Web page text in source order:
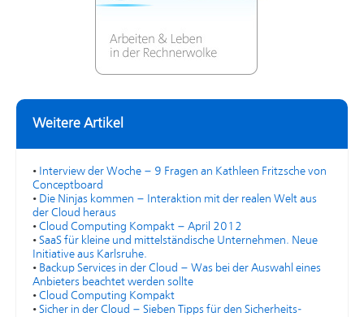
Weitere Artikel
• Interview der Woche – 9 Fragen an Kathleen Fritzsche von
Conceptboard
• Die Ninjas kommen – Interaktion mit der realen Welt aus
der Cloud heraus
• Cloud Computing Kompakt – April 2012
• SaaS für kleine und mittelständische Unternehmen. Neue
Initiative aus Karlsruhe.
• Backup Services in der Cloud – Was bei der Auswahl eines
Anbieters beachtet werden sollte
• Cloud Computing Kompakt
• Sicher in der Cloud – Sieben Tipps für den Sicherheits-